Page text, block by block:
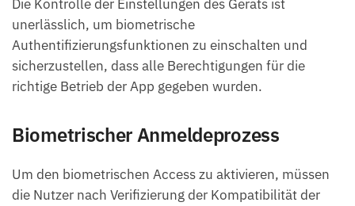
Die Kontrolle der Einstellungen des Geräts ist
unerlässlich, um biometrische
Authentifizierungsfunktionen zu einschalten und
sicherzustellen, dass alle Berechtigungen für die
richtige Betrieb der App gegeben wurden.
Biometrischer Anmeldeprozess
Um den biometrischen Access zu aktivieren, müssen
die Nutzer nach Verifizierung der Kompatibilität der